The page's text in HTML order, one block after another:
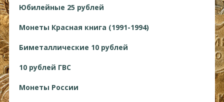
Юбилейные 25 рублей
Монеты Красная книга (1991-1994)
Биметаллические 10 рублей
10 рублей ГВС
Монеты России